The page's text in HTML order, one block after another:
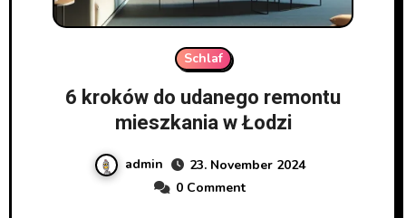
Schlaf
6 kroków do udanego remontu
mieszkania w Łodzi
admin
23. November 2024
0 Comment